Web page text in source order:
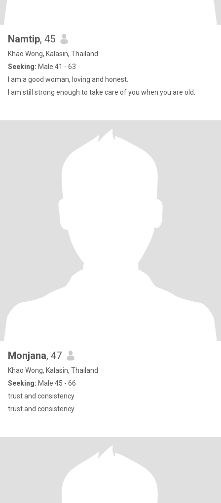
Namtip, 45
Khao Wong, Kalasin, Thailand
Seeking: Male 41 - 63
I am a good woman, loving and honest.
I am still strong enough to take care of you when you are old.
Monjana, 47
Khao Wong, Kalasin, Thailand
Seeking: Male 45 - 66
trust and consistency
trust and consistency